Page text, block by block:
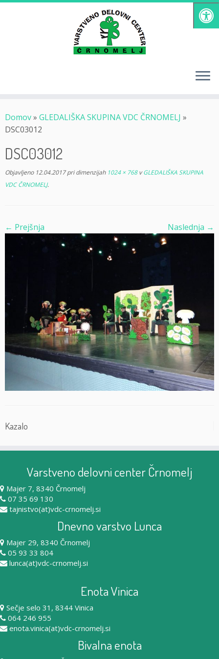
Skoči
Domov» GLEDALIŠKA SKUPINA VDC ČRNOMELJ »
DSC03012
DSC03012
Objavljeno 12.04.2017pri dimenzijah1024 × 768vGLEDALIŠKA SKUPINA
VDC ČRNOMELJ.
← Prejšnja Naslednja →
Kazalo
Varstveno delovni center Črnomelj
Majer 7, 8340 Črnomelj
07 35 69 130
tajnistvo(at)vdc-crnomelj.si
Dnevno varstvo Lunca
Majer 29, 8340 Črnomelj
05 93 33 804
lunca(at)vdc-crnomelj.si
Enota Vinica
Sečje selo 31, 8344 Vinica
064 246 955
enota.vinica(at)vdc-crnomelj.si
Bivalna enota